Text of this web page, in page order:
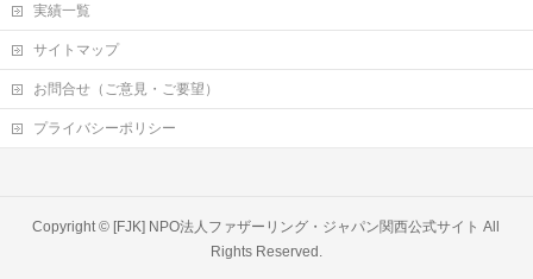
実績一覧
サイトマップ
お問合せ（ご意見・ご要望）
プライバシーポリシー
Copyright © [FJK] NPO法人ファザーリング・ジャパン関西公式サイト All
Rights Reserved.